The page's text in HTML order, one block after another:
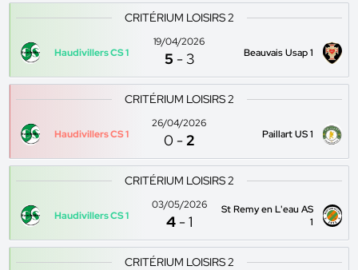
CRITÉRIUM LOISIRS 2
Haudivillers CS 1
19/04/2026
5 - 3 Beauvais Usap 1
CRITÉRIUM LOISIRS 2
Haudivillers CS 1
26/04/2026
0 -2 Paillart US 1
CRITÉRIUM LOISIRS 2
Haudivillers CS 1
03/05/2026
4 -1
St Remy en L'eau AS
1
CRITÉRIUM LOISIRS 2